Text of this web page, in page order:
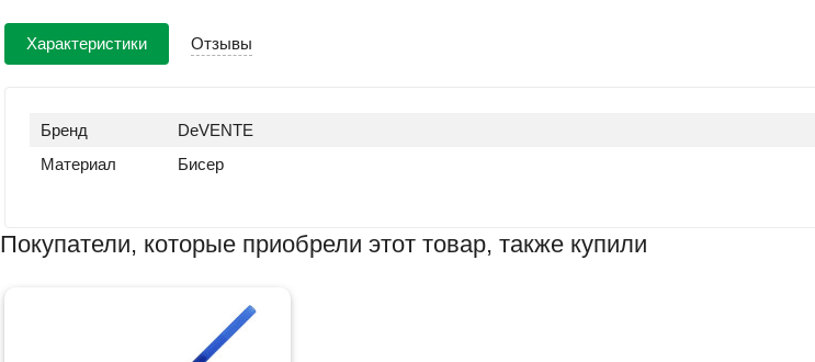
Характеристики Отзывы
Бренд
DeVENTE
Материал
Бисер
Покупатели, которые приобрели этот товар, также купили